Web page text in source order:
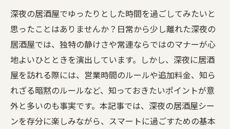
深夜の居酒屋でゆったりとした時間を過ごしてみたいと
思ったことはありませんか？日常から少し離れた深夜の
居酒屋では、独特の静けさや常連ならではのマナーが心
地よいひとときを演出しています。しかし、深夜に居酒
屋を訪れる際には、営業時間のルールや追加料金、知ら
れざる暗黙のルールなど、知っておきたいポイントが意
外と多いのも事実です。本記事では、深夜の居酒屋シー
ンを存分に楽しみながら、スマートに過ごすための基本